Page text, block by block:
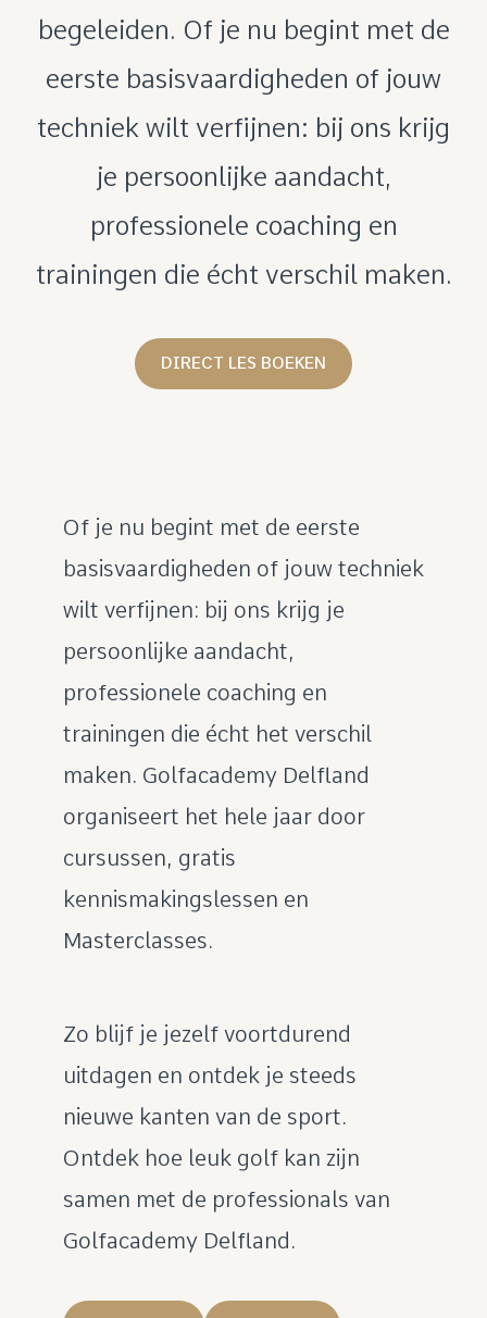
begeleiden. Of je nu begint met de
eerste basisvaardigheden of jouw
techniek wilt verfijnen: bij ons krijg
je persoonlijke aandacht,
professionele coaching en
trainingen die écht verschil maken.
DIRECT LES BOEKEN
Of je nu begint met de eerste
basisvaardigheden of jouw techniek
wilt verfijnen: bij ons krijg je
persoonlijke aandacht,
professionele coaching en
trainingen die écht het verschil
maken. Golfacademy Delfland
organiseert het hele jaar door
cursussen, gratis
kennismakingslessen en
Masterclasses.
Zo blijf je jezelf voortdurend
uitdagen en ontdek je steeds
nieuwe kanten van de sport.
Ontdek hoe leuk golf kan zijn
samen met de professionals van
Golfacademy Delfland.